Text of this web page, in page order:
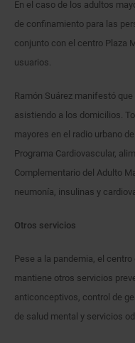
En el caso de los adultos
de confinamiento para las
conjunto con el centro Plaza
usuarios.
Ramón Suárez manifestó
asistiendo a los domicilios.
mayores en el radio urbano
Programa Cardiovascular,
Complementario del Adulto
neumonía, insulinas y
Otros servicios
Pese a la pandemia, el centro
mantiene otros servicios
anticonceptivos, control de
de salud mental y servicios